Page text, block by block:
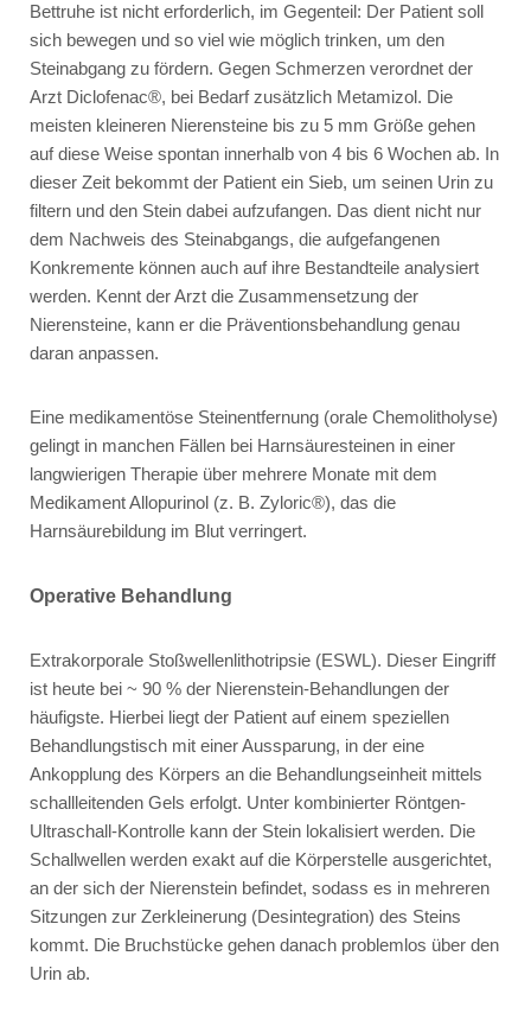
Bettruhe ist nicht erforderlich, im Gegenteil: Der Patient soll
sich bewegen und so viel wie möglich trinken, um den
Steinabgang zu fördern. Gegen Schmerzen verordnet der
Arzt Diclofenac®, bei Bedarf zusätzlich Metamizol. Die
meisten kleineren Nierensteine bis zu 5 mm Größe gehen
auf diese Weise spontan innerhalb von 4 bis 6 Wochen ab. In
dieser Zeit bekommt der Patient ein Sieb, um seinen Urin zu
filtern und den Stein dabei aufzufangen. Das dient nicht nur
dem Nachweis des Steinabgangs, die aufgefangenen
Konkremente können auch auf ihre Bestandteile analysiert
werden. Kennt der Arzt die Zusammensetzung der
Nierensteine, kann er die Präventionsbehandlung genau
daran anpassen.
Eine medikamentöse Steinentfernung (orale Chemolitholyse)
gelingt in manchen Fällen bei Harnsäuresteinen in einer
langwierigen Therapie über mehrere Monate mit dem
MedikamentAllopurinol (z. B. Zyloric®), das die
Harnsäurebildung im Blut verringert.
Operative Behandlung
Extrakorporale Stoßwellenlithotripsie (ESWL). Dieser Eingriff
ist heute bei ~ 90 % der Nierenstein-Behandlungen der
häufigste. Hierbei liegt der Patient auf einem speziellen
Behandlungstisch mit einer Aussparung, in der eine
Ankopplung des Körpers an die Behandlungseinheit mittels
schallleitenden Gels erfolgt. Unter kombinierter Röntgen-
Ultraschall-Kontrolle kann der Stein lokalisiert werden. Die
Schallwellen werden exakt auf die Körperstelle ausgerichtet,
an der sich der Nierenstein befindet, sodass es in mehreren
Sitzungen zur Zerkleinerung (Desintegration) des Steins
kommt. Die Bruchstücke gehen danach problemlos über den
Urin ab.